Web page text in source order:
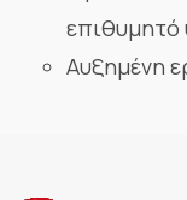
επιθυμητό
Αυξημένη